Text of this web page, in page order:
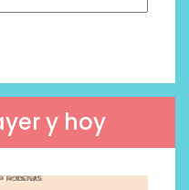
y hoy